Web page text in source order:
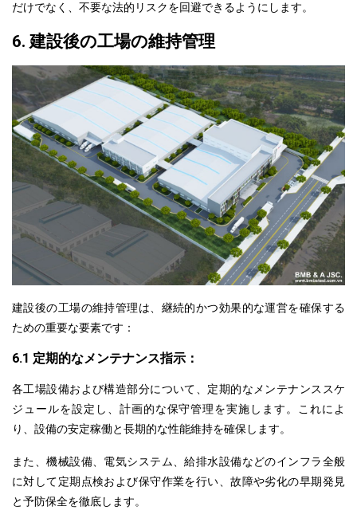
だけでなく、不要な法的リスクを回避できるようにします。
6. 建設後の工場の維持管理
建設後の工場の維持管理は、継続的かつ効果的な運営を確保する
ための重要な要素です：
6.1 定期的なメンテナンス指示：
各工場設備および構造部分について、定期的なメンテナンススケ
ジュールを設定し、計画的な保守管理を実施します。
これによ
り
、設備の安定稼働と長期的な性能維持を確保します。
また、機械設備、電気システム、給排水設備などのインフラ全般
に対して定期点検および保守作業を行い、故障や劣化の早期発見
と予防保全を徹底します。